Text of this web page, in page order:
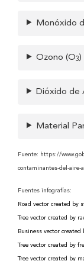
Monóxido
Ozono (O3)
Dióxido de
Material
Fuente: https://
contaminantes-del-aire-
Fuentes infografías:
Road vector created by
Tree vector created by
Business vector created
Tree vector created by
Tree vector created by